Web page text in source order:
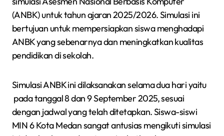
(ANBK) untuk tahun ajaran 2025/2026. Simulasi ini
bertujuan untuk mempersiapkan siswa menghadapi
ANBK yang sebenarnya dan meningkatkan kualitas
pendidikan di sekolah.
Simulasi ANBK ini dilaksanakan selama dua hari yaitu
pada tanggal 8 dan 9 September 2025, sesuai
dengan jadwal yang telah ditetapkan. Siswa-siswi
MIN 6 Kota Medan sangat antusias mengikuti simulasi